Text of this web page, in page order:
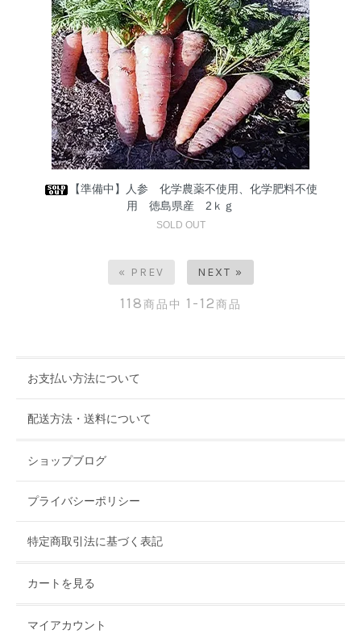
【準備中】人参 化学農薬不使用、化学肥料不使
用 徳島県産 2ｋｇ
SOLD OUT
« PREV NEXT »
118商品中 1-12商品
お支払い方法について
配送方法・送料について
ショップブログ
プライバシーポリシー
特定商取引法に基づく表記
カートを見る
マイアカウント